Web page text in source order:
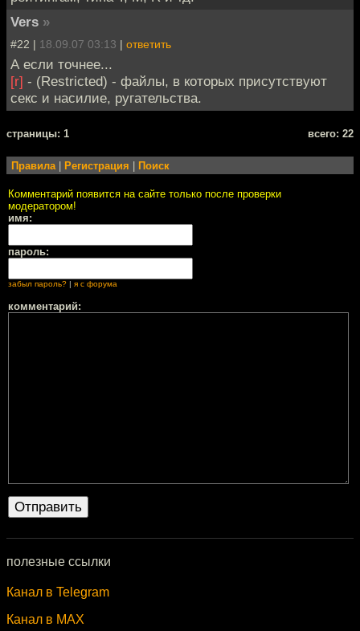
Vers »
#22 | 18.09.07 03:13 | ответить
А если точнее...
[r] - (Restricted) - файлы, в которых присутствуют
секс и насилие, ругательства.
cтраницы: 1 всего: 22
Правила| Регистрация Поиск
Комментарий появится на сайте только после проверки
модератором!
имя:
пароль:
забыл пароль? | я с форума
комментарий:
полезные ссылки
Канал в Telegram
Канал в MAX